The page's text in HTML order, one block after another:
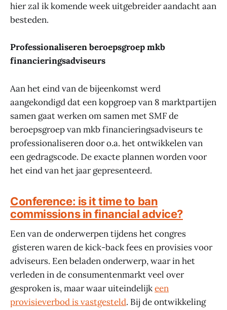
hier zal ik komende week uitgebreider aandacht aan
besteden.
Professionaliseren beroepsgroep mkb
financieringsadviseurs
Aan het eind van de bijeenkomst werd
aangekondigd dat een kopgroep van 8 marktpartijen
samen gaat werken om samen met SMF de
beroepsgroep van mkb financieringsadviseurs te
professionaliseren door o.a. het ontwikkelen van
een gedragscode. De exacte plannen worden voor
het eind van het jaar gepresenteerd.
Conference: is it time to ban
commissions in financial advice?
Een van de onderwerpen tijdens het congres
gisteren waren de kick-back fees en provisies voor
adviseurs. Een beladen onderwerp, waar in het
verleden in de consumentenmarkt veel over
gesproken is, maar waar uiteindelijkeen
provisieverbod is vastgesteld. Bij de ontwikkeling